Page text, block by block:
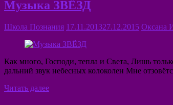
Музыка ЗВЁЗД
Школа Познания 17.11.201327.12.2015 Оксана
Как много, Господи, тепла и Света, Лишь
дальний звук небесных колоколен Мне
Читать далее